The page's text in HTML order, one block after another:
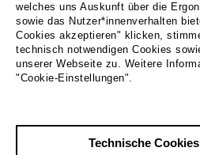
In Produktionen /
26
welches uns Auskunft über die
sowie das Nutzer*innenverhalten
Cookies akzeptieren" klicken,
technisch notwendigen Cookies
unserer Webseite zu. Weitere
"Cookie-Einstellungen".
Technische